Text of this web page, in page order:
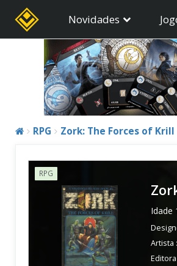
Novidades
RPG Zork: The Forces of Krill
RPG
Idade
Artista :
Editora